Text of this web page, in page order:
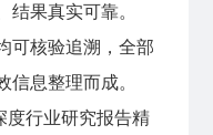
结果真实可靠。
可核验追溯，全部
信息整理而成。
度行业研究报告精